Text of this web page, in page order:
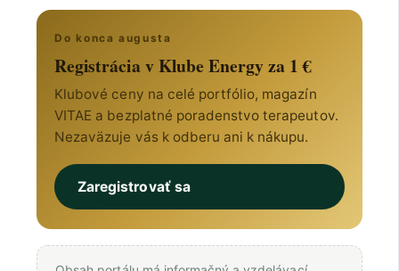
Do konca augusta
Registrácia v Klube Energy za 1 €
Klubové ceny na celé portfólio, magazín
VITAE a bezplatné poradenstvo terapeutov.
Nezaväzuje vás k odberu ani k nákupu.
Zaregistrovať sa